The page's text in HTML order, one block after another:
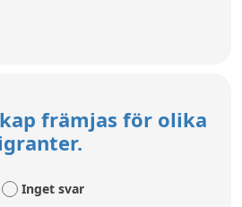
främjas för olika
Inget svar